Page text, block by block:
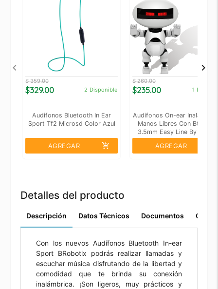
$ 359.00
$329.00 2 Disponible
Audifonos Bluetooth In Ear
Sport Tf2 Microsd Color Azul
AGREGAR add_shopping_cart
$ 260.00
$235.00 1
Audifonos On-ear
Manos Libres Con Bt Fm
3.5mm Easy Line By
Choice Verde Agua
AGREGAR
Detalles del producto
Descripción Datos Técnicos Documentos
Con los nuevos Audífonos Bluetooth In-ear
Sport BRobotix podrás realizar llamadas y
escuchar música disfrutando de la libertad y
comodidad que te brinda su conexión
inalámbrica. ¡Son ligeros, muy prácticos y